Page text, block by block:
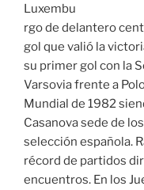
Luxembu
rgo de delantero
gol que valió la
su primer gol con la
Varsovia frente a
Mundial de 1982
Casanova sede de
selección española.
récord de partidos
encuentros. En los